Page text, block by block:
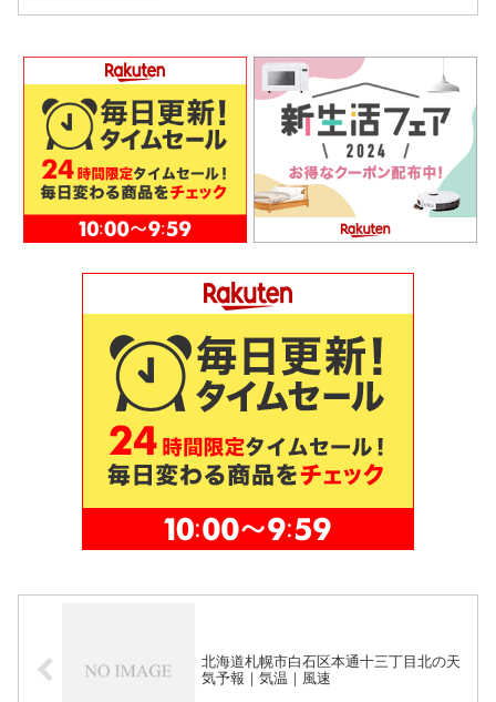
北海道札幌市白石区本通十三丁目北の天
気予報｜気温｜風速